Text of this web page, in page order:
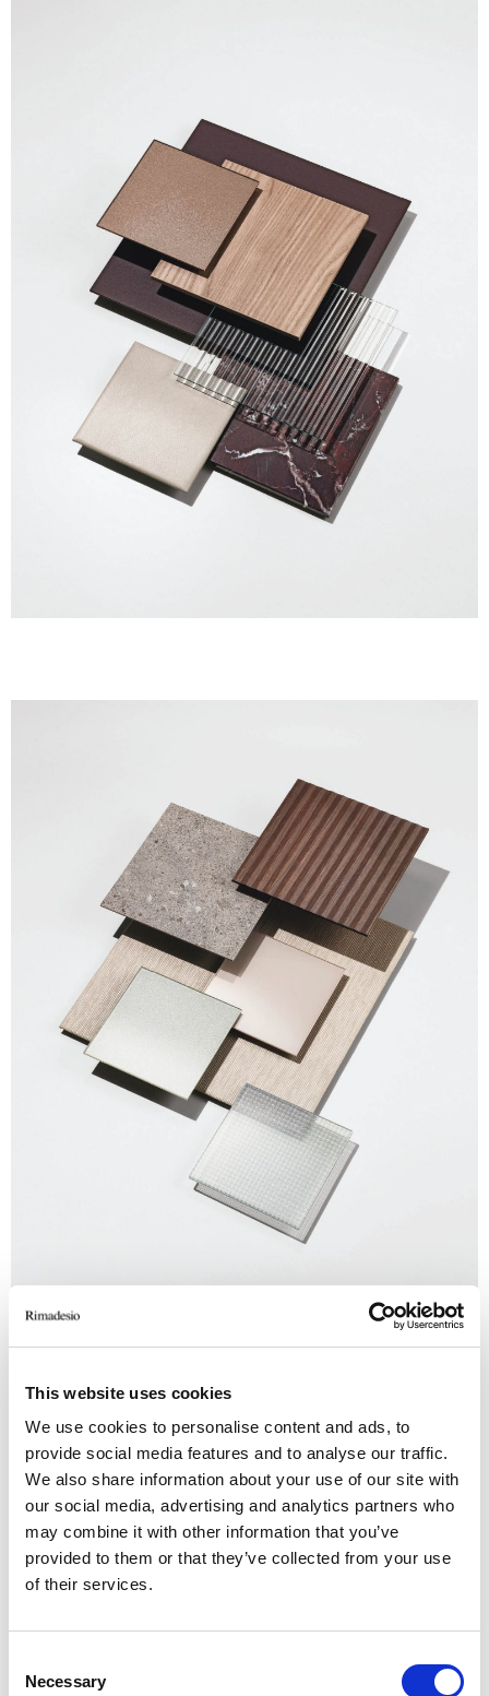
This website uses cookies
We use cookies to personalise content and ads, to
provide social media features and to analyse our traffic.
We also share information about your use of our site with
our social media, advertising and analytics partners who
may combine it with other information that you’ve
provided to them or that they’ve collected from your use
of their services.
Selection
Necessary